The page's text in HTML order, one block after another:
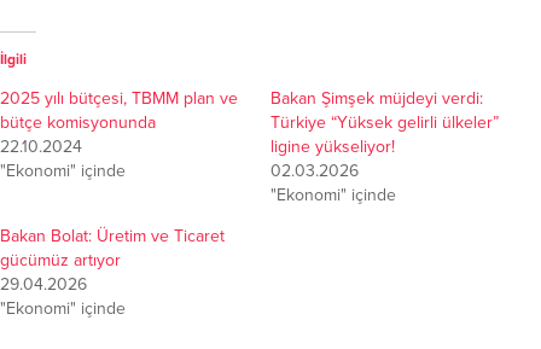
İlgili
2025 yılı bütçesi, TBMM plan ve
bütçe komisyonunda
22.10.2024
"Ekonomi" içinde
Bakan Şimşek müjdeyi verdi:
Türkiye “Yüksek gelirli ülkeler”
ligine yükseliyor!
02.03.2026
"Ekonomi" içinde
Bakan Bolat: Üretim ve Ticaret
gücümüz artıyor
29.04.2026
"Ekonomi" içinde